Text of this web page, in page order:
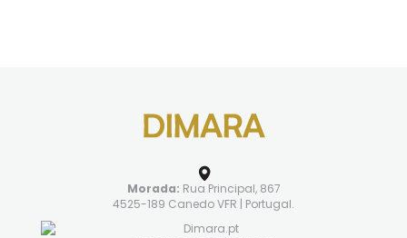
Morada: Rua Principal, 867
4525-189 Canedo VFR | Portugal.